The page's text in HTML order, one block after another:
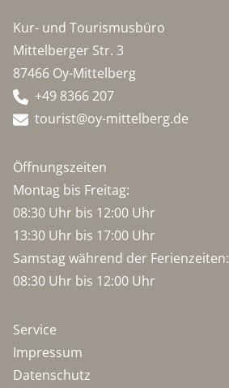
Kur- und Tourismusbüro
Mittelberger Str. 3
87466 Oy-Mittelberg
+49 8366 207
tourist@oy-mittelberg.de
Öffnungszeiten
Montag bis Freitag:
08:30 Uhr bis 12:00 Uhr
13:30 Uhr bis 17:00 Uhr
Samstag während der Ferienzeiten:
08:30 Uhr bis 12:00 Uhr
Service
Impressum
Datenschutz